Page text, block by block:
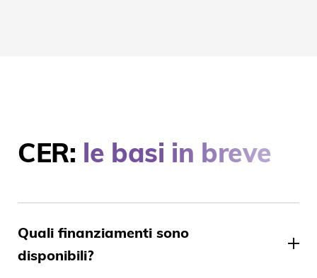
CER: le basi in breve
Quali finanziamenti sono
disponibili?